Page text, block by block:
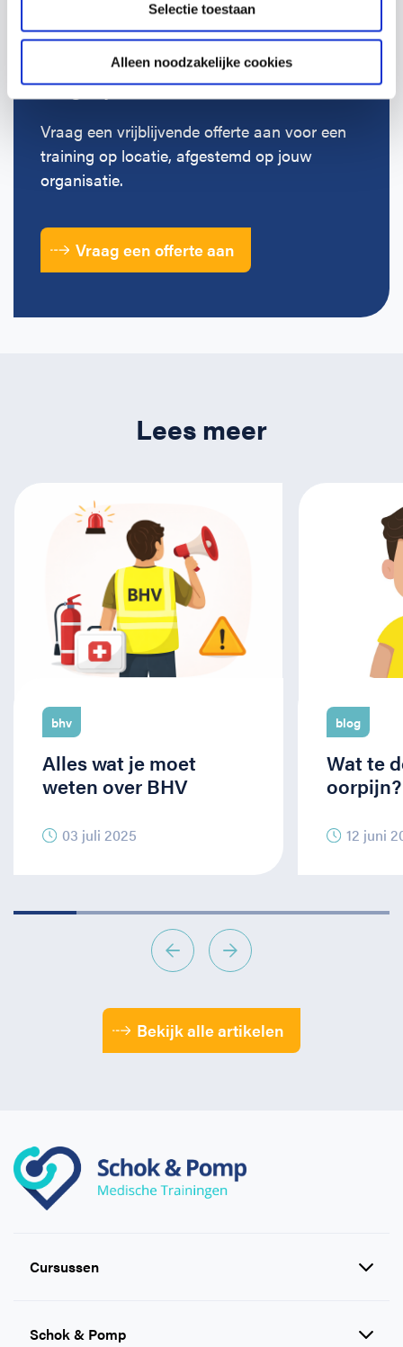
Selectie toestaan
Alleen noodzakelijke cookies
Benieuwd naar de
mogelijkheden?
Vraag een vrijblijvende offerte aan voor een
training op locatie, afgestemd op jouw
organisatie.
Vraag een offerte aan
Lees meer
bhv
Alles wat je moet
weten over BHV
03 juli 2025
blog
Wat te
oorpijn?
12 juni
Bekijk alle artikelen
Cursussen
Schok & Pomp